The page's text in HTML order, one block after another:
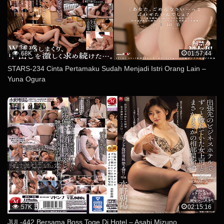
68K 01:57:44
STARS-234 Cinta Pertamaku Sudah Menjadi Istri Orang Lain –
Yuna Ogura
57K 02:15:16
JUL-442 Bersama Boss Toge Di Hotel – Asahi Mizuno